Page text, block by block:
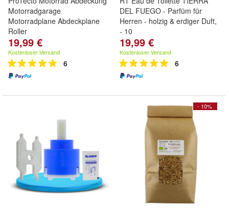
Motorradgarage
Motorradplane Abdeckplane
Roller
19,99 €
Kostenloser Versand
6
DEL FUEGO - Parfüm für
Herren - holzig & erdiger Duft,
- 10
19,99 €
Kostenloser Versand
6
- 10%